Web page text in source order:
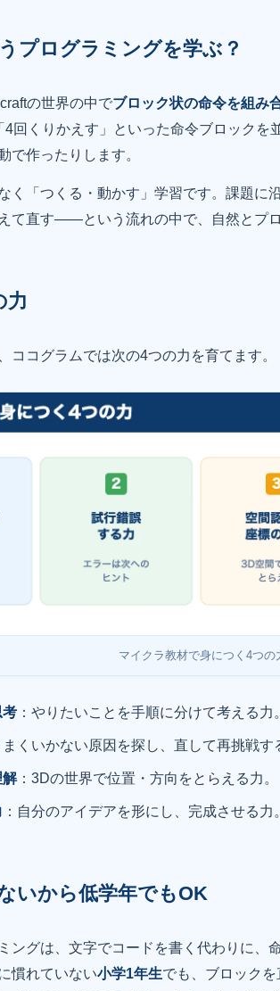
プログラミングを学ぶ？
の世界の中でブロック状の命令を組み
回くりかえす」といった命令ブロックを
で作ったりします。
く「つくる・動かす」学習です。課題に
て直す——という流れの中で、自然とプ
力
ココグラムでは次の4つの力を育てます。
マイクラ教材で身につく4つの
考 ：やりたいことを手順に分けて考える力。
まくいかない原因を探し、直して再挑戦す
解：3Dの世界で位置・方向をとらえる力。
：自分のアイデアを形にし、完成させる力。
いから低学年でもOK
ングは、文字でコードを書く代わりに、
慣れていない小学1年生でも、ブロック